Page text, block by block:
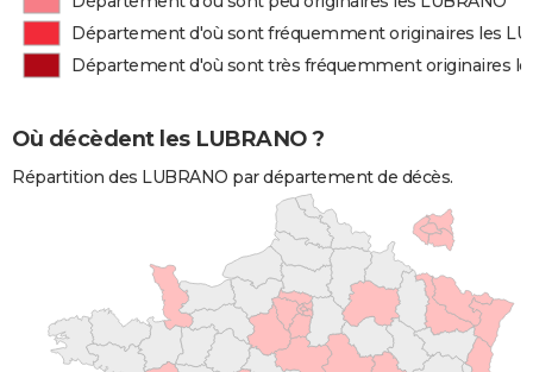
Département d'où sont fréquemment originaires les
Département d'où sont très fréquemment originaires
Où décèdent les LUBRANO ?
Répartition des LUBRANO par département de décès.